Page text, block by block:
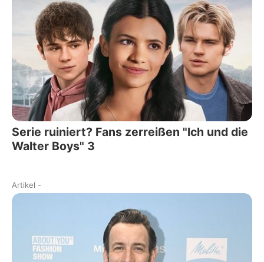
Serie ruiniert? Fans zerreißen "Ich und die
Walter Boys" 3
Artikel -